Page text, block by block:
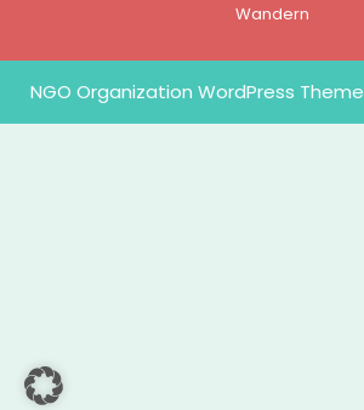
Wandern
NGO Organization WordPress Theme